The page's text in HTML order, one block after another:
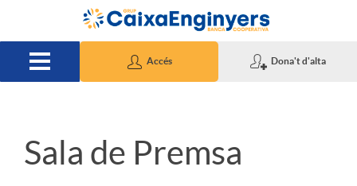
Salta al contingut principal
Accés Dona't d'alta
S
Sala de Premsa